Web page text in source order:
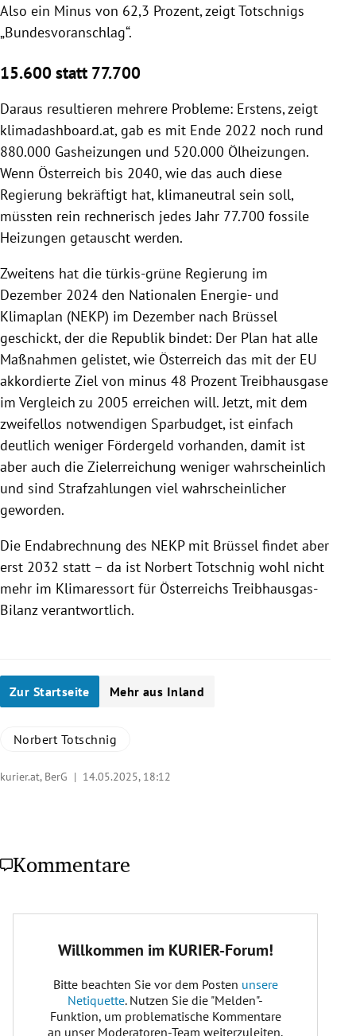
Also ein Minus von 62,3 Prozent, zeigt Totschnigs
„Bundesvoranschlag“.
15.600 statt 77.700
Daraus resultieren mehrere Probleme: Erstens, zeigt
klimadashboard.at, gab es mit Ende 2022 noch rund
880.000 Gasheizungen und 520.000 Ölheizungen.
Wenn Österreich bis 2040, wie das auch diese
Regierung bekräftigt hat, klimaneutral sein soll,
müssten rein rechnerisch jedes Jahr 77.700 fossile
Heizungen getauscht werden.
Zweitens hat die türkis-grüne Regierung im
Dezember 2024 den Nationalen Energie- und
Klimaplan (NEKP) im Dezember nach Brüssel
geschickt, der die Republik bindet: Der Plan hat alle
Maßnahmen gelistet, wie Österreich das mit der EU
akkordierte Ziel von minus 48 Prozent Treibhausgase
im Vergleich zu 2005 erreichen will. Jetzt, mit dem
zweifellos notwendigen Sparbudget, ist einfach
deutlich weniger Fördergeld vorhanden, damit ist
aber auch die Zielerreichung weniger wahrscheinlich
und sind Strafzahlungen viel wahrscheinlicher
geworden.
Die Endabrechnung des NEKP mit Brüssel findet aber
erst 2032 statt – da ist Norbert Totschnig wohl nicht
mehr im Klimaressort für Österreichs Treibhausgas-
Bilanz verantwortlich.
Zur Startseite Mehr aus Inland
Norbert Totschnig
kurier.at, BerG | 14.05.2025, 18:12
Kommentare